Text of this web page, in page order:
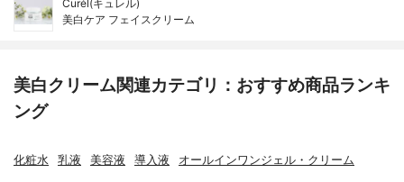
Curél(キュレル)
美白ケア フェイスクリーム
美白クリーム関連カテゴリ：おすすめ商品ランキ
ング
化粧水 乳液 美容液 導入液 オールインワンジェル・クリーム